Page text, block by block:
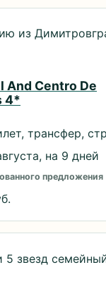
из
And Centro De
4*
трансфер,
на 9 дней
предложения
5 звезд